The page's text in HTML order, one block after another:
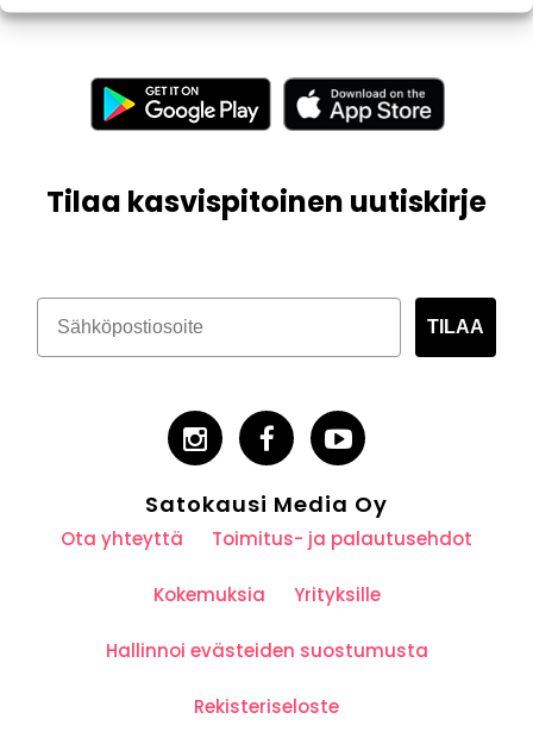
Tilaa kasvispitoinen uutiskirje
TILAA
Satokausi Media Oy
Ota yhteyttä Toimitus- ja palautusehdot
Kokemuksia Yrityksille
Hallinnoi evästeiden suostumusta
Rekisteriseloste